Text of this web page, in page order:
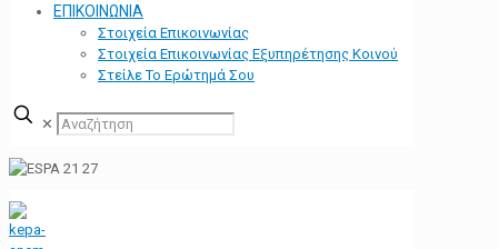
ΕΠΙΚΟΙΝΩΝΙΑ
Στοιχεία Επικοινωνίας
Στοιχεία Επικοινωνίας Εξυπηρέτησης Κοινού
Στείλε Το Ερώτημά Σου
✕